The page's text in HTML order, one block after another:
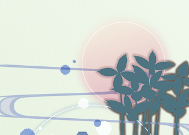
本サイトは、「
内容についてに